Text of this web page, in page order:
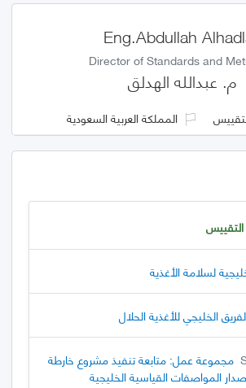
Eng.Abdullah
Director of Standards and
م. عبدالله الهدلق
المملكة العربية السعودية
لسلامة الأغذية
الخليجي للأغذية الحلال
مجموعة عمل: متابعة تنفيذ مشروع خارطة
المواصفات القياسية الخليجية